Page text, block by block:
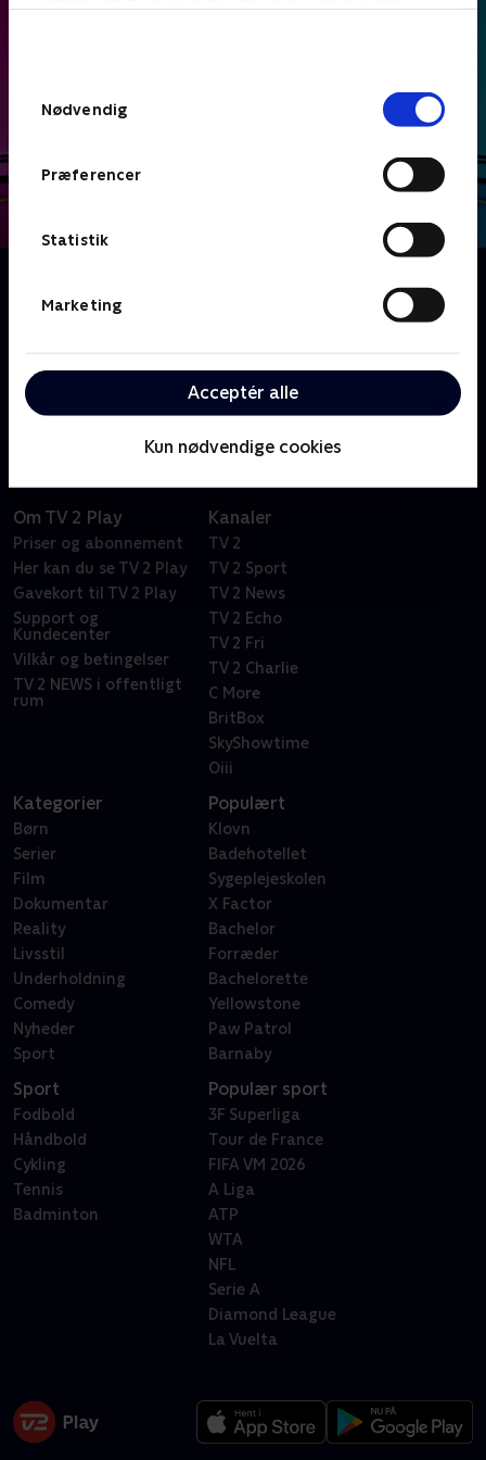
Nødvendig
Præferencer
Statistik
Marketing
Acceptér alle
Kun nødvendige cookies
Hvad ville du sige til, hvis første gang du så din
kæreste ud fra et udvalg af nøgne mennesker - men
vil kemien stadig være der, når tøjet kommer på?
Om TV 2 Play
Priser og abonnement
Her kan du se TV 2 Play
Gavekort til TV 2 Play
Support og
Kundecenter
Vilkår og betingelser
TV 2 NEWS i offentligt
rum
Kanaler
TV 2
TV 2 Sport
TV 2 News
TV 2 Echo
TV 2 Fri
TV 2 Charlie
C More
BritBox
SkyShowtime
Oiii
Kategorier
Børn
Serier
Film
Dokumentar
Reality
Livsstil
Underholdning
Comedy
Nyheder
Sport
Populært
Klovn
Badehotellet
Sygeplejeskolen
X Factor
Bachelor
Forræder
Bachelorette
Yellowstone
Paw Patrol
Barnaby
Sport
Fodbold
Håndbold
Cykling
Tennis
Badminton
Populær sport
3F Superliga
Tour de France
FIFA VM 2026
A Liga
ATP
WTA
NFL
Serie A
Diamond League
La Vuelta